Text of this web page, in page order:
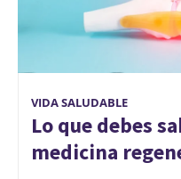
VIDA SALUDABLE
Lo que debes
medicina